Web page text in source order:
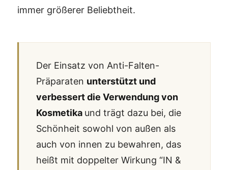
immer größerer Beliebtheit.
Der Einsatz von Anti-Falten-
Präparaten unterstützt und
verbessert die Verwendung von
Kosmetika und trägt dazu bei, die
Schönheit sowohl von außen als
auch von innen zu bewahren, das
heißt mit doppelter Wirkung “IN &